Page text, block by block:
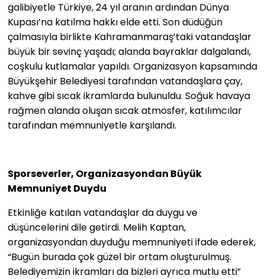
galibiyetle Türkiye, 24 yıl aranın ardından Dünya
Kupası’na katılma hakkı elde etti. Son düdüğün
çalmasıyla birlikte Kahramanmaraş’taki vatandaşlar
büyük bir sevinç yaşadı; alanda bayraklar dalgalandı,
coşkulu kutlamalar yapıldı. Organizasyon kapsamında
Büyükşehir Belediyesi tarafından vatandaşlara çay,
kahve gibi sıcak ikramlarda bulunuldu. Soğuk havaya
rağmen alanda oluşan sıcak atmosfer, katılımcılar
tarafından memnuniyetle karşılandı.
Sporseverler, Organizasyondan Büyük
Memnuniyet Duydu
Etkinliğe katılan vatandaşlar da duygu ve
düşüncelerini dile getirdi. Melih Kaptan,
organizasyondan duyduğu memnuniyeti ifade ederek,
“Bugün burada çok güzel bir ortam oluşturulmuş.
Belediyemizin ikramları da bizleri ayrıca mutlu etti”